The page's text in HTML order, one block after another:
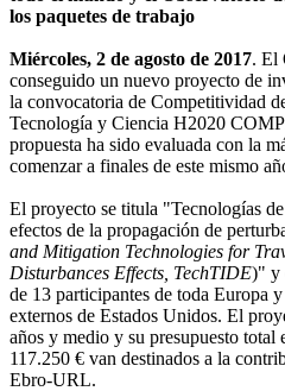
los paquetes de trabajo
Miércoles, 2 de agosto de 2017. El
conseguido un nuevo proyecto de
la convocatoria de Competitividad
Tecnología y Ciencia H2020
propuesta ha sido evaluada con la
comenzar a finales de este mismo
El proyecto se titula "Tecnologías
efectos de la propagación de
and Mitigation Technologies for
Disturbances Effects, TechTIDE)" y
de 13 participantes de toda Europa
externos de Estados Unidos. El
años y medio y su presupuesto total
117.250 € van destinados a la
Ebro-URL.